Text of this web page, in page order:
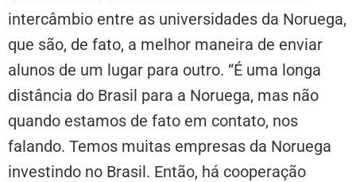
intercâmbio entre as universidades da Noruega,
que são, de fato, a melhor maneira de enviar
alunos de um lugar para outro. “É uma longa
distância do Brasil para a Noruega, mas não
quando estamos de fato em contato, nos
falando. Temos muitas empresas da Noruega
investindo no Brasil. Então, há cooperação